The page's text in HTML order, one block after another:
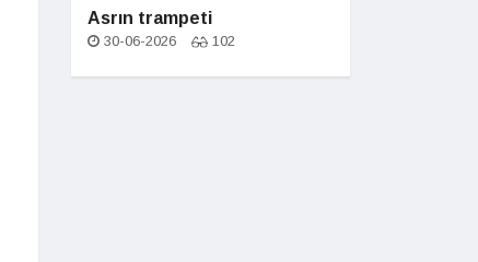
Asrın trampeti
30-06-2026 102